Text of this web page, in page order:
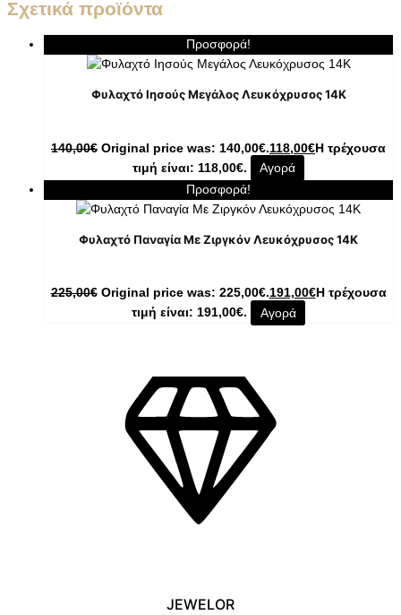
Σχετικά προϊόντα
Προσφορά!
Φυλαχτό Ιησούς Μεγάλος Λευκόχρυσος 14K
140,00€ Original price was: 140,00€.118,00€ Η τρέχουσα
τιμή είναι: 118,00€.
Αγορά
Προσφορά!
Φυλαχτό Παναγία Με Ζιργκόν Λευκόχρυσος 14K
225,00€ Original price was: 225,00€.191,00€Η τρέχουσα
τιμή είναι: 191,00€.
Αγορά
JEWELOR